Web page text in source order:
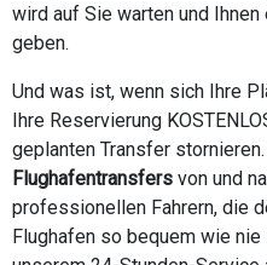
wird auf Sie warten und
geben.
Und was ist, wenn sich Ihre
Ihre Reservierung
geplanten Transfer
Flughafentransfers von und
professionellen Fahrern, die
Flughafen so bequem wie nie